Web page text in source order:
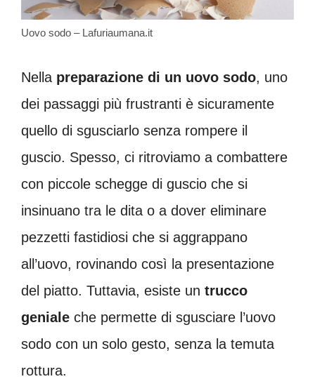
Uovo sodo – Lafuriaumana.it
Nella preparazione di un uovo sodo, uno
dei passaggi più frustranti è sicuramente
quello di sgusciarlo senza rompere il
guscio. Spesso, ci ritroviamo a combattere
con piccole schegge di guscio che si
insinuano tra le dita o a dover eliminare
pezzetti fastidiosi che si aggrappano
all’uovo, rovinando così la presentazione
del piatto. Tuttavia, esiste un trucco
geniale che permette di sgusciare l’uovo
sodo con un solo gesto, senza la temuta
rottura.